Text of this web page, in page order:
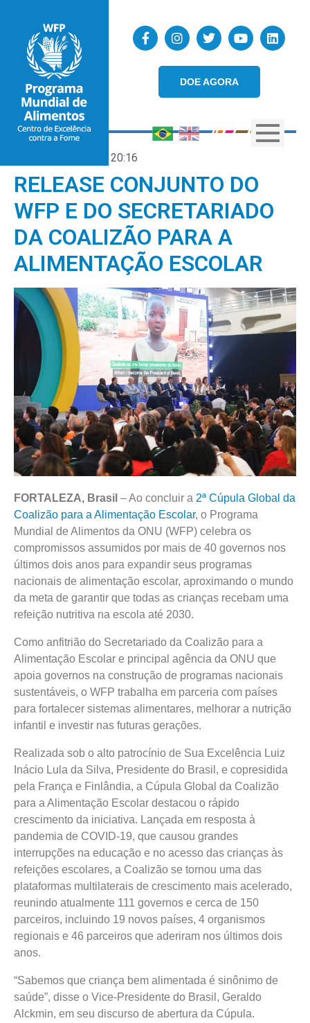
DOE AGORA
20:16
RELEASE CONJUNTO DO
WFP E DO SECRETARIADO
DA COALIZÃO PARA A
ALIMENTAÇÃO ESCOLAR
FORTALEZA, Brasil – Ao concluir a 2ª Cúpula Global da
Coalizão para a Alimentação Escolar, o Programa
Mundial de Alimentos da ONU (WFP) celebra os
compromissos assumidos por mais de 40 governos nos
últimos dois anos para expandir seus programas
nacionais de alimentação escolar, aproximando o mundo
da meta de garantir que todas as crianças recebam uma
refeição nutritiva na escola até 2030.
Como anfitrião do Secretariado da Coalizão para a
Alimentação Escolar e principal agência da ONU que
apoia governos na construção de programas nacionais
sustentáveis, o WFP trabalha em parceria com países
para fortalecer sistemas alimentares, melhorar a nutrição
infantil e investir nas futuras gerações.
Realizada sob o alto patrocínio de Sua Excelência Luiz
Inácio Lula da Silva, Presidente do Brasil, e copresidida
pela França e Finlândia, a Cúpula Global da Coalizão
para a Alimentação Escolar destacou o rápido
crescimento da iniciativa. Lançada em resposta à
pandemia de COVID-19, que causou grandes
interrupções na educação e no acesso das crianças às
refeições escolares, a Coalizão se tornou uma das
plataformas multilaterais de crescimento mais acelerado,
reunindo atualmente 111 governos e cerca de 150
parceiros, incluindo 19 novos países, 4 organismos
regionais e 46 parceiros que aderiram nos últimos dois
anos.
“Sabemos que criança bem alimentada é sinônimo de
saúde”, disse o Vice-Presidente do Brasil, Geraldo
Alckmin, em seu discurso de abertura da Cúpula.